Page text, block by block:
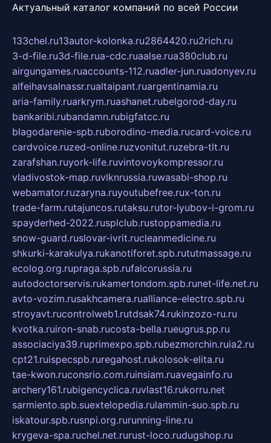
Актуальный каталог компаний по всей России
133chel.ru13autor-kolonka.ru2864420.ru2rich.ru
3-d-file.ru3d-file.rua-cdc.ruaalse.rua380club.ru
airgungames.ruaccounts-112.ruadler-jun.ruadonyev.ru
alfeihavsalnassr.rualtaipant.ruargentinamia.ru
aria-family.ruarkrym.ruashanet.rubelgorod-day.ru
bankaribi.rubandamn.rubigfatcc.ru
blagodarenie-spb.ruborodino-media.rucard-voice.ru
cardvoice.ruzed-online.ruzvonitut.ruzebra-tlt.ru
zarafshan.ruyork-life.ruvintovoykompressor.ru
vladivostok-map.ruvlknrussia.ruwasabi-shop.ru
webamator.ruzaryna.ruyoutubefree.rux-ton.ru
trade-farm.rutajuncos.rutaksu.rutor-lyubov-i-grom.ru
spayderhed-2022.rusplclub.rustoppamedia.ru
snow-guard.ruslovar-ivrit.rucleanmedicine.ru
shkurki-karakulya.rukanotiforet.spb.rututmassage.ru
ecolog.org.rupraga.spb.rufalcorussia.ru
autodoctorservis.rukamertondom.spb.runet-life.net.ru
avto-vozim.rusakhcamera.rualliance-electro.spb.ru
stroyavt.rucontrolweb1.rutdsak74.rukinzozo-ru.ru
kvotka.ruiron-snab.rucosta-bella.rueugrus.pp.ru
associaciya39.ruprimexpo.spb.rubezmorchin.ruia2.ru
cpt21.ruispecspb.ruregahost.rukolosok-elita.ru
tae-kwon.ruconsrio.com.ruinsiam.ruavegainfo.ru
archery161.rubigencyclica.ruvlast16.rukorru.net
sarmiento.spb.suextelopedia.rulammin-suo.spb.ru
iskatour.spb.rusnpi.org.rurunning-line.ru
krygeva-spa.ruchel.net.rurust-loco.rudugshop.ru